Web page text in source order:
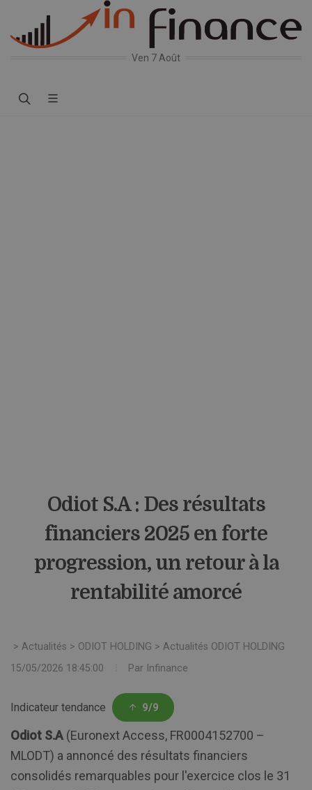
Ven 7 Août
Odiot S.A : Des résultats
financiers 2025 en forte
progression, un retour à la
rentabilité amorcé
> Actualités > ODIOT HOLDING > Actualités ODIOT HOLDING
15/05/2026 18:45:00
Par Infinance
Indicateur tendance 9/9
Odiot S.A (Euronext Access, FR0004152700 –
MLODT) a annoncé des résultats financiers
consolidés remarquables pour l'exercice clos le 31